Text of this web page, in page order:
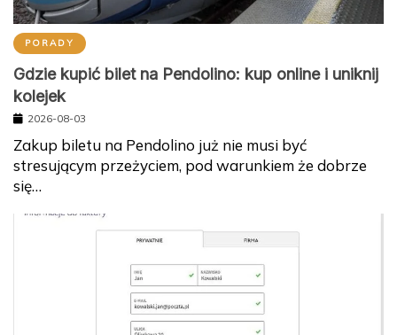
PORADY
Gdzie kupić bilet na Pendolino: kup online i uniknij
kolejek
2026-08-03
Zakup biletu na Pendolino już nie musi być
stresującym przeżyciem, pod warunkiem że dobrze
się…